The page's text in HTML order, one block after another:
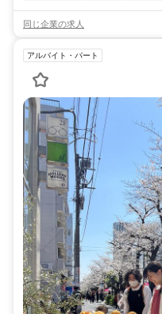
同じ企業の求人
アルバイト・パート